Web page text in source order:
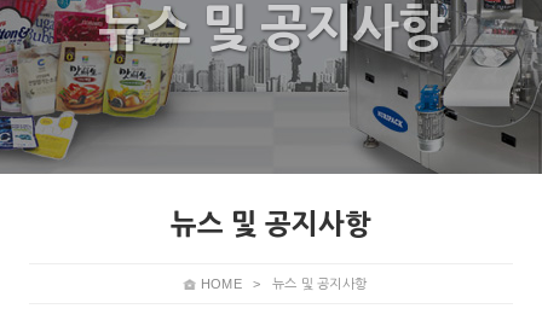
뉴스 및 공지사항
뉴스 및 공지사항
HOME > 뉴스 및 공지사항